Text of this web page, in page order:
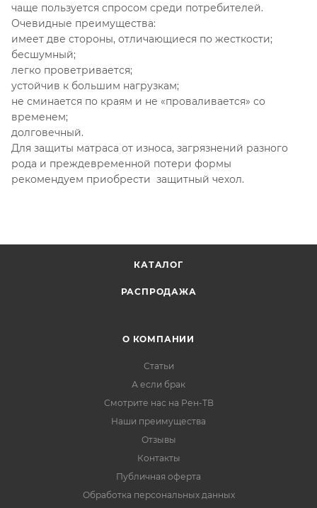
чаще пользуется спросом среди потребителей.
Очевидные преимущества:
имеет две стороны, отличающиеся по жесткости;
бесшумный;
легко проветривается;
устойчив к большим нагрузкам;
не сминается по краям и не «проваливается» со
временем;
долговечный.
Для защиты матраса от износа, загрязнений разного
рода и преждевременной потери формы
рекомендуем приобрести защитный чехол.
КАТАЛОГ
РАСПРОДАЖА
О КОМПАНИИ
Статьи
А если брак
Смотрите нас на Рен-ТВ
Наши преимущества
Отзывы
Контакты
Публичная оферта
Обработка персональных данных